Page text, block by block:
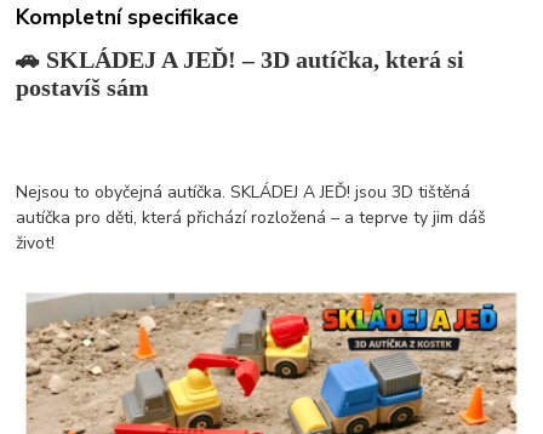
Kompletní specifikace
🚗 SKLÁDEJ A JEĎ! – 3D autíčka, která si
postavíš sám
Nejsou to obyčejná autíčka. SKLÁDEJ A JEĎ! jsou 3D tištěná
autíčka pro děti, která přichází rozložená – a teprve ty jim dáš
život!